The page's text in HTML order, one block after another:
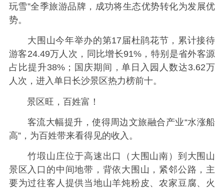
玩雪”全季旅游品牌，成功将生态优势转化为发展优
势。
大围山今年举办的第17届杜鹃花节，累计接待
游客24.49万人次，同比增长91%，特别是省外客源
占比提升38%；国庆期间，单日入园人数达3.62万
人次，进入单日长沙景区热力榜前十。
景区旺，百姓富！
客流大幅提升，使得周边文旅融合产业“水涨船
高”，为百姓带来看得见的收入。
竹塅山庄位于高速出口（大围山南）到大围山
景区入口的中间地带，背依大围山，紧邻公路，主
要为过往客人提供当地山羊炖粉皮、农家豆腐、火